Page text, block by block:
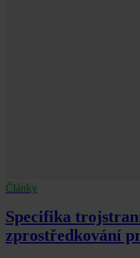
Články
Specifika
zprostředkování